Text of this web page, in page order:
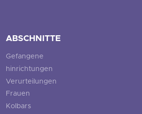
ABSCHNITTE
Gefangene
hinrichtungen
Verurteilungen
Frauen
Kolbars